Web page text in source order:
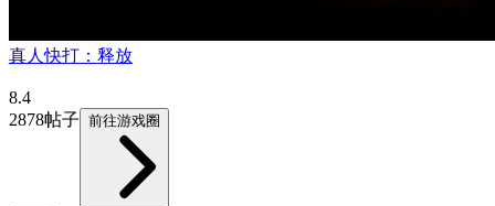
真人快打：释放
8.4
2878帖子 前往游戏圈